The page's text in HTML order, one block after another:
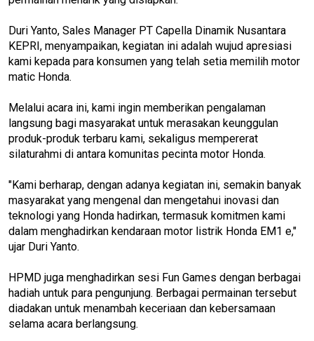
Duri Yanto, Sales Manager PT Capella Dinamik Nusantara
KEPRI, menyampaikan, kegiatan ini adalah wujud apresiasi
kami kepada para konsumen yang telah setia memilih motor
matic Honda.
Melalui acara ini, kami ingin memberikan pengalaman
langsung bagi masyarakat untuk merasakan keunggulan
produk-produk terbaru kami, sekaligus mempererat
silaturahmi di antara komunitas pecinta motor Honda.
"Kami berharap, dengan adanya kegiatan ini, semakin banyak
masyarakat yang mengenal dan mengetahui inovasi dan
teknologi yang Honda hadirkan, termasuk komitmen kami
dalam menghadirkan kendaraan motor listrik Honda EM1 e,"
ujar Duri Yanto.
HPMD juga menghadirkan sesi Fun Games dengan berbagai
hadiah untuk para pengunjung. Berbagai permainan tersebut
diadakan untuk menambah keceriaan dan kebersamaan
selama acara berlangsung.